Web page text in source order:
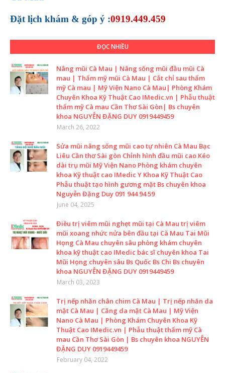
Đặt lịch khám & góp ý :0919.449.459
ĐỌC NHIỀU
Nâng mũi Cà Mau | Nâng sống mũi đầu mũi Cà
mau | Thẩm mỹ mũi Cà Mau | Cắt chỉ sau thẩm
mỹ Cà mau | Mỹ Viện Nano Cà Mau| Phòng Khám
Chuyên Khoa Kỹ Thuật Cao IMedic.vn | Phẫu thuật
thẩm mỹ Cà mau Cần Thơ Sài Gòn| Bs chuyên
khoa NGUYỄN ĐẶNG DUY 0919449459
March 26, 2022
Sửa mũi nâng sống mũi cao tự nhiên Cà Mau Bạc
Liêu Cần thơ Sài gòn Chỉnh hình đầu mũi cao Kéo
dài trụ mũi Mỹ Viện Nano Phòng khám chuyên
khoa Kỹ thuật cao IMedic Y Khoa Kỹ Thuật Cao
Phẫu thuật tạo hình gương mặt Bs chuyên khoa
Nguyễn Đặng Duy 091 944 94 59
June 04, 2025
Điều trị viêm mũi nghẹt mũi tại Cà Mau trị viêm
mũi xoang nhức nửa bên đầu tại Cà Mau Tai Mũi
Họng Cà Mau chuyên sâu phòng khám chuyên
khoa kỹ thuật cao IMedic bác sĩ chuyên khoa Tai
Mũi Họng chuyên sâu Bs Quốc Bs Chi Bs chuyên
khoa NGUYỄN ĐẶNG DUY 0919449459
March 03, 2023
Trị nếp nhăn chân chim Cà Mau | Trị nếp nhăn da
mặt Cà Mau | Căng da mặt Cà Mau | Mỹ Viện
Nano Cà Mau | Phòng Khám Chuyên Khoa Kỹ
Thuật Cao IMedic.vn | Phẫu thuật thẩm mỹ Cà
mau Cần Thơ Sài Gòn | Bs chuyên khoa NGUYỄN
ĐẶNG DUY 0919449459
February 04, 2022